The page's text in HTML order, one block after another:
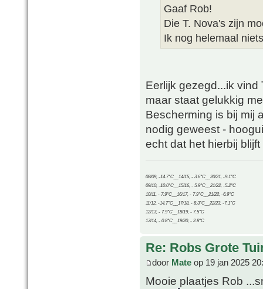
Gaaf Rob!
Die T. Nova's zijn
Ik nog helemaal
Eerlijk gezegd...ik vind
maar staat gelukkig
Bescherming is bij mij
nodig geweest -
echt dat het hierbij
08/09, -14.7°C__14/15, - 3.6°C__20/21, -9.1°C
09/10, -10.0°C__15/16, - 5.9°C__21/22, -5.2°C
10/11, - 7.9°C__16/17, - 7.9°C__21/22, -6.9°C
11/12, -14.7°C__17/18, - 8.3°C__22/23, -7.1°C
12/13, - 7.9°C__18/19, - 7.5°C
13/14, - 0.8°C__19/20, - 2.8°C
Re: Robs Grote
door Mate op 19 jan 2025
Mooie plaatjes Rob